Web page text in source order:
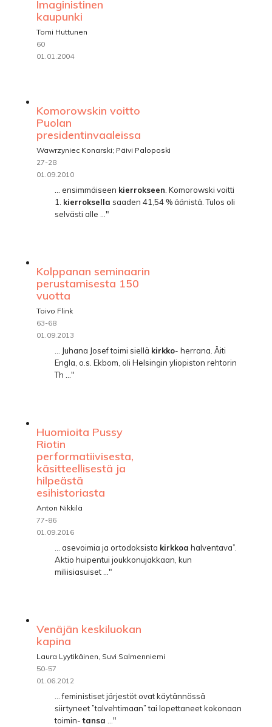
Imaginistinen
kaupunki
Tomi Huttunen
60
01.01.2004
Komorowskin voitto
Puolan
presidentinvaaleissa
Wawrzyniec Konarski; Päivi Paloposki
27-28
01.09.2010
... ensimmäiseen kierrokseen . Komorowski voitti
1. kierroksella saaden 41,54 % äänistä. Tulos oli
selvästi alle ..."
Kolppanan seminaarin
perustamisesta 150
vuotta
Toivo Flink
63-68
01.09.2013
... Juhana Josef toimi siellä kirkko- herrana. Äiti
Engla, o.s. Ekbom, oli Helsingin yliopiston rehtorin
Th ..."
Huomioita Pussy
Riotin
performatiivisesta,
käsitteellisestä ja
hilpeästä
esihistoriasta
Anton Nikkilä
77-86
01.09.2016
... asevoimia ja ortodoksista kirkkoa halventava”.
Aktio huipentui joukkonujakkaan, kun
miliisiasuiset ..."
Venäjän keskiluokan
kapina
Laura Lyytikäinen, Suvi Salmenniemi
50-57
01.06.2012
... feministiset järjestöt ovat käytännössä
siirtyneet ”talvehtimaan” tai lopettaneet kokonaan
toimin-tansa ..."